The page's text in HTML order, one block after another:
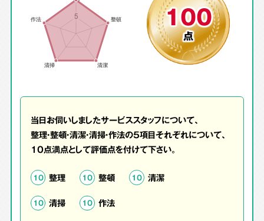
100
点
当日お伺いしましたサービススタッフについて、
整理・整頓・清潔・清掃・作法の5項目それぞれについて、
10点満点として評価点を付けて下さい。
10 整理 10 整頓 10 清潔
10 清掃 10 作法